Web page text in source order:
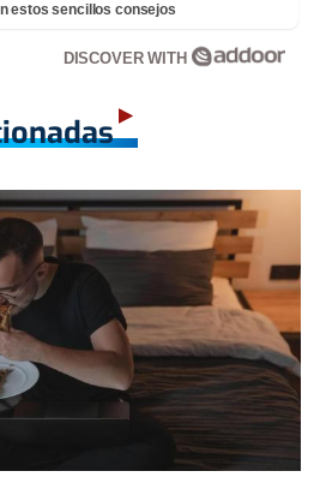
estos sencillos consejos
DISCOVER WITH